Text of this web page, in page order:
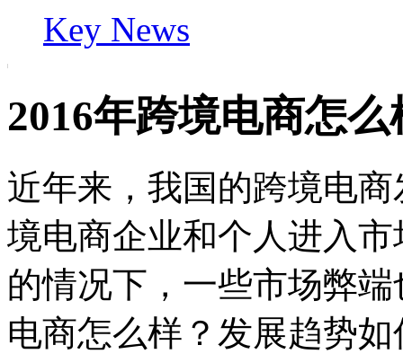
Key News
2016年跨境电商怎
近年来，我国的跨境电
境电商企业和个人进入
的情况下，一些市场弊
电商怎么样？发展趋势